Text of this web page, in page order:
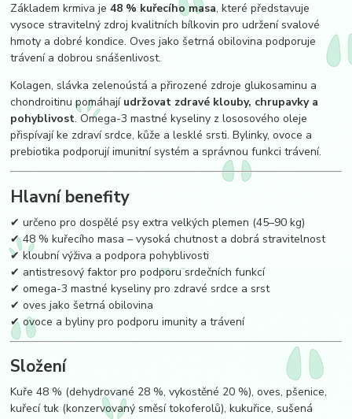
Základem krmiva je48 % kuřecího masa, které představuje
vysoce stravitelný zdroj kvalitních bílkovin pro udržení svalové
hmoty a dobré kondice. Oves jako šetrná obilovina podporuje
trávení a dobrou snášenlivost.
Kolagen, slávka zelenoústá a přirozené zdroje glukosaminu a
chondroitinu pomáhají udržovat zdravé klouby, chrupavky a
pohyblivost. Omega-3 mastné kyseliny z lososového oleje
přispívají ke zdraví srdce, kůže a lesklé srsti. Bylinky, ovoce a
prebiotika podporují imunitní systém a správnou funkci trávení.
Hlavní benefity
✔ určeno pro dospělé psy extra velkých plemen (45–90 kg)
✔ 48 % kuřecího masa – vysoká chutnost a dobrá stravitelnost
✔ kloubní výživa a podpora pohyblivosti
✔ antistresový faktor pro podporu srdečních funkcí
✔ omega-3 mastné kyseliny pro zdravé srdce a srst
✔ oves jako šetrná obilovina
✔ ovoce a byliny pro podporu imunity a trávení
Složení
Kuře 48 % (dehydrované 28 %, vykostěné 20 %), oves, pšenice,
kuřecí tuk (konzervovaný směsí tokoferolů), kukuřice, sušená